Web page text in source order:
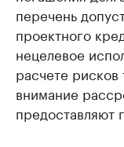
перечень
проектного
нецелевое
расчете рисков
внимание
предоставляют